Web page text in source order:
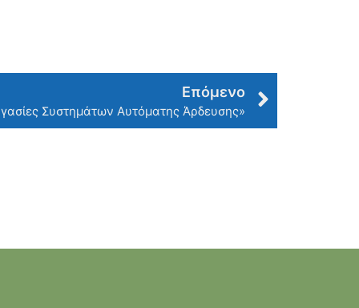
Επόμενο
Συστημάτων Αυτόματης Άρδευσης»